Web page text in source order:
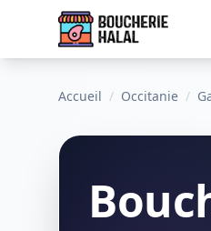
Accueil / Occitanie /